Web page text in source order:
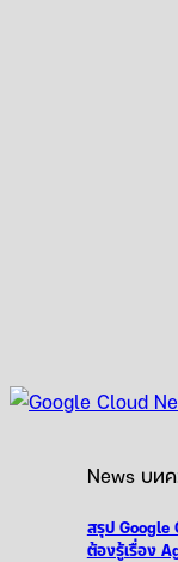
News บท
สรุป Google
ต้องรู้เรื่อง